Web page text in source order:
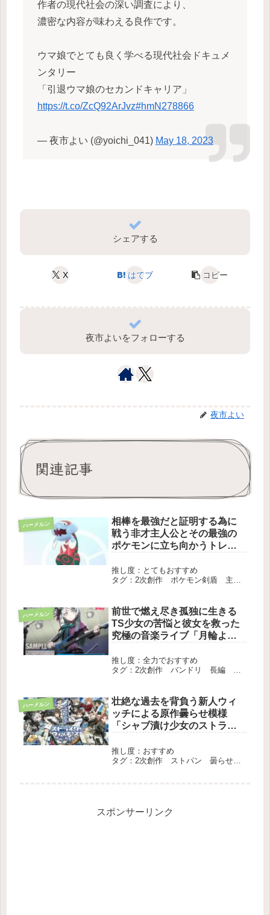
作者の現代社会の深い調査により、
濃密な内容が味わえる良作です。
ウマ娘でとても良く学べる現代社会ドキュメ
ンタリー
「引退ウマ娘のセカンドキャリア」
https://t.co/ZcQ92ArJvz#hmN278866
— 夜市よい (@yoichi_041) May 18, 2023
シェアする
X はてブ コピー
夜市よいをフォローする
夜市よい
関連記事
ハーメルン
相棒を最強だと証明する為に
戦う非才主人公とその最強の
ポケモンに立ち向かうトレー
ラがみ無双」
推し度：とてもおすすめ
タグ：2次創作 ポケモン剣盾 主人
ハーメルン
前世で燃え尽き孤独に生きる
TS少女の苦悩と彼女を救った
究極の音楽ライブ「月輪より
推し度：全力でおすすめ
タグ：2次創作 バンドリ 長編 完
ハーメルン
壮絶な過去を背負う新人ウィ
ッチによる原作曇らせ模様
「シャブ漬け少女のストライ
推し度：おすすめ
タグ：2次創作 ストパン 曇らせ
スポンサーリンク